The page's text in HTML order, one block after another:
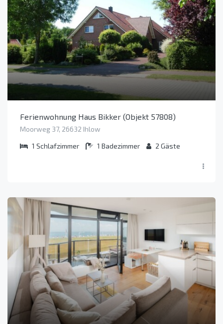
Ferienwohnung Haus Bikker (Objekt 57808)
Moorweg 37, 26632 Ihlow
1 Schlafzimmer 1 Badezimmer 2 Gäste